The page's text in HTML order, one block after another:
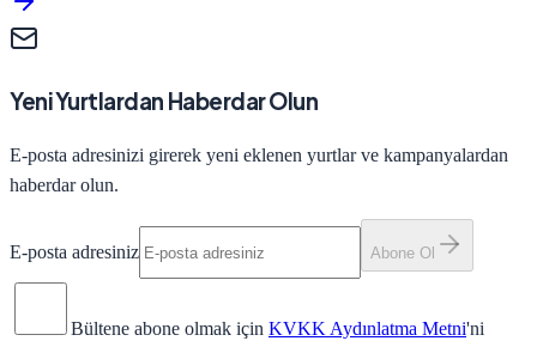
Yeni Yurtlardan Haberdar Olun
E-posta adresinizi girerek yeni eklenen yurtlar ve kampanyalardan
haberdar olun.
E-posta adresiniz Abone Ol
Bültene abone olmak için KVKK Aydınlatma Metni'ni